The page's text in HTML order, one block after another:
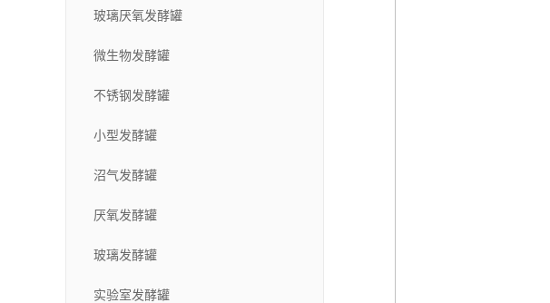
玻璃厌氧发酵罐
微生物发酵罐
不锈钢发酵罐
小型发酵罐
沼气发酵罐
厌氧发酵罐
玻璃发酵罐
实验室发酵罐